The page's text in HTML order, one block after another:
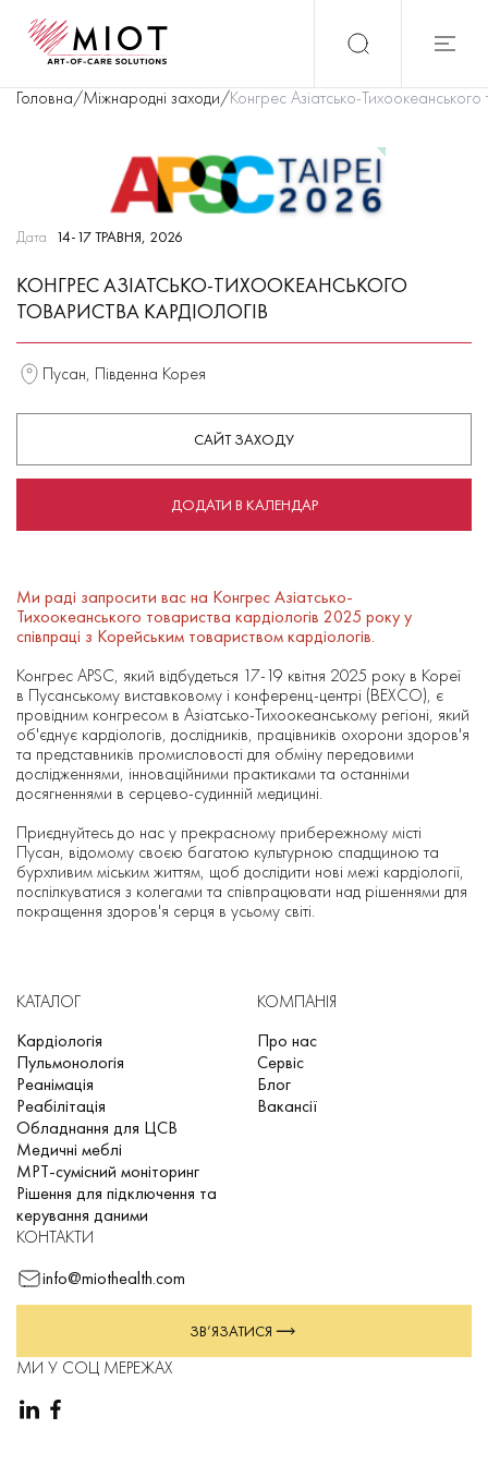
Головна/Міжнародні заходи/Конгрес Азіатсько-
Дата 14-17 ТРАВНЯ, 2026
КОНГРЕС АЗІАТСЬКО-ТИХООКЕАНСЬКОГО
ТОВАРИСТВА КАРДІОЛОГІВ
Пусан, Південна Корея
САЙТ ЗАХОДУ
ДОДАТИ В КАЛЕНДАР
Ми раді запросити вас на Конгрес Азіатсько-
Тихоокеанського товариства кардіологів 2025 року у
співпраці з Корейським товариством кардіологів.
Конгрес APSC, який відбудеться 17-19 квітня 2025 року в Кореї
в Пусанському виставковому і конференц-центрі (BEXCO), є
провідним конгресом в Азіатсько-Тихоокеанському регіоні, який
об'єднує кардіологів, дослідників, працівників охорони здоров'я
та представників промисловості для обміну передовими
дослідженнями, інноваційними практиками та останніми
досягненнями в серцево-судинній медицині.
Приєднуйтесь до нас у прекрасному прибережному місті
Пусан, відомому своєю багатою культурною спадщиною та
бурхливим міським життям, щоб дослідити нові межі кардіології,
поспілкуватися з колегами та співпрацювати над рішеннями для
покращення здоров'я серця в усьому світі.
КАТАЛОГ
Кардіологія
Пульмонологія
Реанімація
Реабілітація
Обладнання для ЦСВ
Медичні меблі
МРТ-сумісний моніторинг
Рішення для підключення та
керування даними
КОМПАНІЯ
Про нас
Сервіс
Блог
Вакансії
КОНТАКТИ
info@miothealth.com
ЗВ’ЯЗАТИСЯ
МИ У СОЦ МЕРЕЖАХ